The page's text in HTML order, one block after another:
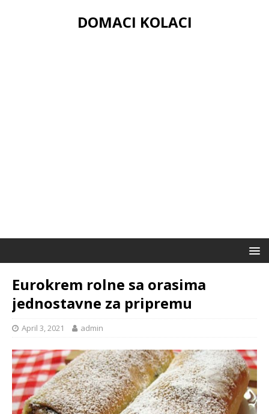
DOMACI KOLACI
Eurokrem rolne sa orasima
jednostavne za pripremu
April 3, 2021 admin